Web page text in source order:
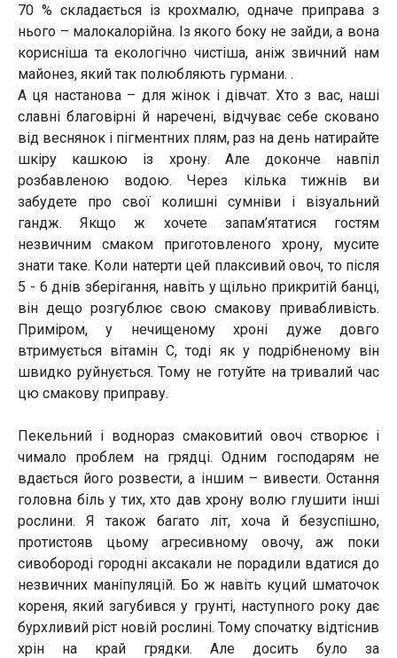
70 % складається із крохмалю, одначе приправа з
нього – малокалорійна. Із якого боку не зайди, а вона
корисніша та екологічно чистіша, аніж звичний нам
майонез, який так полюбляють гурмани. .
А ця настанова – для жінок і дівчат. Хто з вас, наші
славні благовірні й наречені, відчуває себе сковано
від веснянок і пігментних плям, раз на день натирайте
шкіру кашкою із хрону. Але доконче навпіл
розбавленою водою. Через кілька тижнів ви
забудете про свої колишні сумніви і візуальний
гандж. Якщо ж хочете запам’ятатися гостям
незвичним смаком приготовленого хрону, мусите
знати таке. Коли натерти цей плаксивий овоч, то після
5 - 6 днів зберігання, навіть у щільно прикритій банці,
він дещо розгублює свою смакову привабливість.
Приміром, у нечищеному хроні дуже довго
втримується вітамін С, тоді як у подрібненому він
швидко руйнується. Тому не готуйте на тривалий час
цю смакову приправу.
Пекельний і воднораз смаковитий овоч створює і
чимало проблем на грядці. Одним господарям не
вдається його розвести, а іншим – вивести. Остання
головна біль у тих, хто дав хрону волю глушити інші
рослини. Я також багато літ, хоча й безуспішно,
протистояв цьому агресивному овочу, аж поки
сивобороді городні аксакали не порадили вдатися до
незвичних маніпуляцій. Бо ж навіть куций шматочок
кореня, який загубився у грунті, наступного року дає
бурхливий ріст новій рослині. Тому спочатку відтіснив
хрін на край грядки. Але досить було за